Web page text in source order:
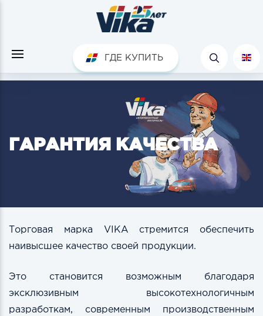
ГДЕ КУПИТЬ
ГАРАНТИЯ КАЧЕСТВА
Торговая марка VIKA стремится обеспечить
наивысшее качество своей продукции.
Это становится возможным благодаря
эксклюзивным высокотехнологичным
разработкам, современным производственным